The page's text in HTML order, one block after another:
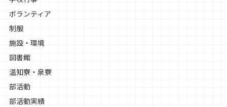
ボランティア
制服
施設・環境
図書館
温知寮・泉寮
部活動
部活動実績